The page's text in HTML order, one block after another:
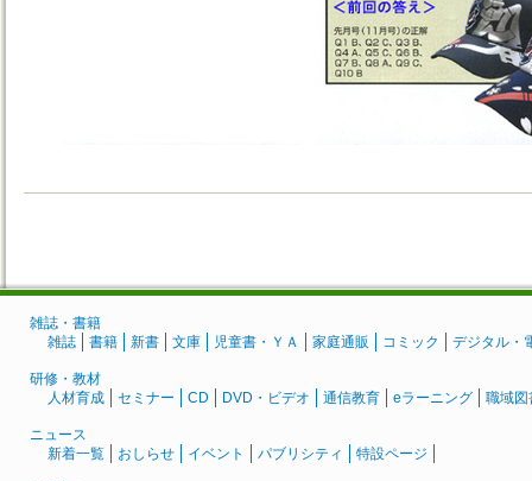
雑誌・書籍
雑誌
書籍 新書 文庫 児童書・ＹＡ 家庭通販 コミック デジタル・
研修・教材
人材育成
セミナー CD DVD・ビデオ 通信教育 eラーニング 職域図
ニュース
新着一覧
おしらせ イベント パブリシティ 特設ページ